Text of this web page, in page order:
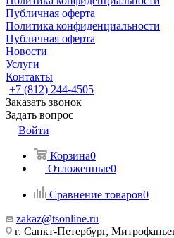
Публичная оферта
Политика конфиденциальности
Публичная оферта
Новости
Услуги
Контакты
+7 (812) 244-4505
Заказать звонок
Задать вопрос
Войти
Корзина0
Отложенные0
Сравнение товаров0
zakaz@tsonline.ru
г. Санкт-Петербург,